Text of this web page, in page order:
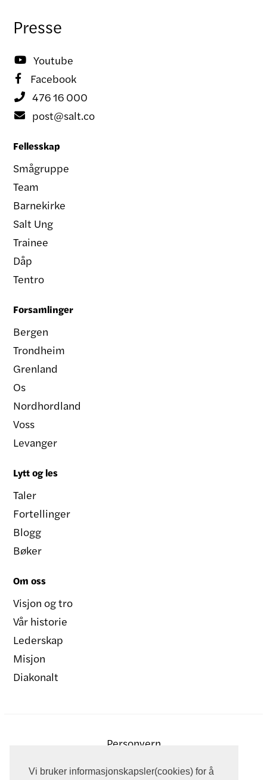
Vi bruker informasjonskapsler(cookies) for å
Presse
 Youtube
 Facebook
 476 16 000
 post@salt.co
Fellesskap
Smågruppe
Team
Barnekirke
Salt Ung
Trainee
Dåp
Tentro
Forsamlinger
Bergen
Trondheim
Grenland
Os
Nordhordland
Voss
Levanger
Lytt og les
Taler
Fortellinger
Blogg
Bøker
Om oss
Visjon og tro
Vår historie
Lederskap
Misjon
Diakonalt
Personvern